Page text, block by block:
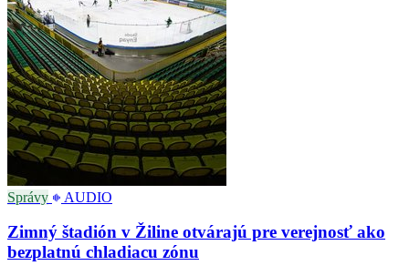
Správy AUDIO
Zimný štadión v Žiline otvárajú pre verejnosť ako
bezplatnú chladiacu zónu